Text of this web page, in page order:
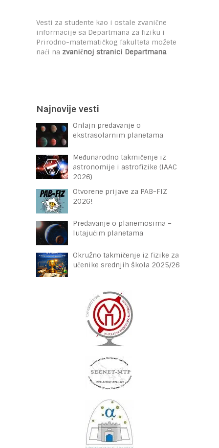
Vesti za studente kao i ostale zvanične
informacije sa Departmana za fiziku i
Prirodno-matematičkog fakulteta možete
naći na zvaničnoj stranici Departmana.
Najnovije vesti
Onlajn predavanje o
ekstrasolarnim planetama
Međunarodno takmičenje iz
astronomije i astrofizike (IAAC
2026)
Otvorene prijave za PAB-FIZ
2026!
Predavanje o planemosima –
lutajućim planetama
Okružno takmičenje iz fizike za
učenike srednjih škola 2025/26